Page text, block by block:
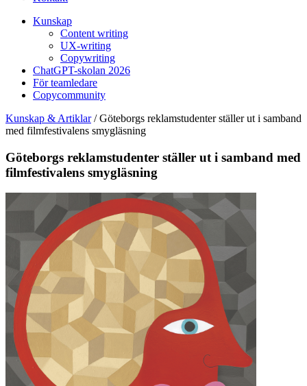
Kunskap
Content writing
UX-writing
Copywriting
ChatGPT-skolan 2026
För teamledare
Copycommunity
Kunskap & Artiklar/Göteborgs reklamstudenter ställer ut i samband
med filmfestivalens smygläsning
Göteborgs reklamstudenter ställer ut i samband med
filmfestivalens smygläsning